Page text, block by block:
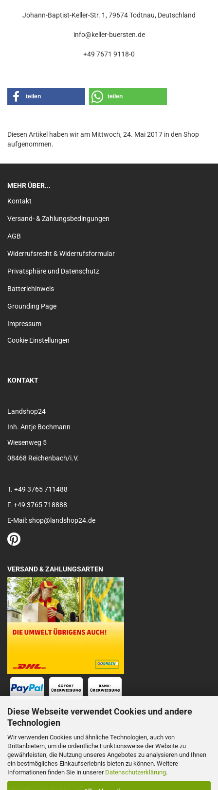
Diese Webseite verwendet Cookies und andere
Technologien
Wir verwenden Cookies und ähnliche Technologien, auch von
Drittanbietern, um die ordentliche Funktionsweise der Website zu
gewährleisten, die Nutzung unseres Angebotes zu analysieren und Ihnen
ein bestmögliches Einkaufserlebnis bieten zu können. Weitere
Informationen finden Sie in unserer Datenschutzerklärung.
Johann-Baptist-Keller-Str. 1, 79674 Todtnau, Deutschland
info@keller-buersten.de
+49 7671 9118-0
teilen teilen
Diesen Artikel haben wir am Mittwoch, 24. Mai 2017 in den Shop
aufgenommen.
MEHR ÜBER...
Kontakt
Versand- & Zahlungsbedingungen
AGB
Widerrufsrecht & Widerrufsformular
Privatsphäre und Datenschutz
Batteriehinweis
Grounding Page
Impressum
Cookie Einstellungen
KONTAKT
Landshop24
Inh. Antje Bochmann
Wiesenweg 5
08468 Reichenbach/i.V.
T. +49 3765 711488
F. +49 3765 718888
E-Mail: shop@landshop24.de
VERSAND & ZAHLUNGSARTEN
DEINE VORTEILE
Schnelle Lieferung
Persönliche Telefonberatung